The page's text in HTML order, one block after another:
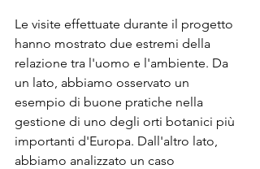
Le visite effettuate durante il progetto
hanno mostrato due estremi della
relazione tra l'uomo e l'ambiente. Da
un lato, abbiamo osservato un
esempio di buone pratiche nella
gestione di uno degli orti botanici più
importanti d'Europa. Dall'altro lato,
abbiamo analizzato un caso